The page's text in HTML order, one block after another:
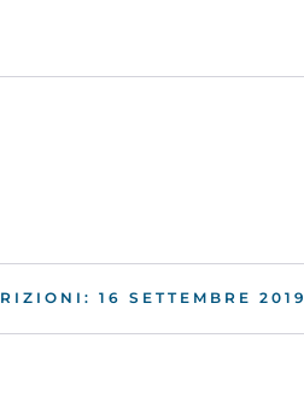
16 SETTEMBRE 2019